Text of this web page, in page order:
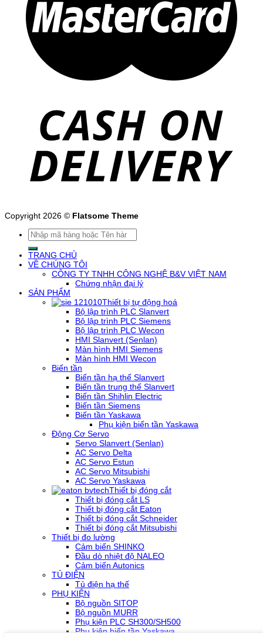
Copyright 2026 © Flatsome Theme
Tìm
kiếm:
TRANG CHỦ
VỀ CHÚNG TÔI
CÔNG TY TNHH CÔNG NGHỆ B&V VIỆT NAM
Chứng nhận đại lý
SẢN PHẨM
Thiết bị tự động hoá
Bộ lập trình PLC Slanvert
Bộ lập trình PLC Siemens
Bộ lập trình PLC Wecon
HMI Slanvert (Senlan)
Màn hình HMI Siemens
Màn hình HMI Wecon
Biến tần
Biến tần hạ thế Slanvert
Biến tần trung thế Slanvert
Biến tần Shihlin Electric
Biến tần Siemens
Biến tần Yaskawa
Phụ kiện biến tần Yaskawa
Động Cơ Servo
Servo Slanvert (Senlan)
AC Servo Delta
AC Servo Estun
AC Servo Mitsubishi
AC Servo Yaskawa
Thiết bị đóng cắt
Thiết bị đóng cắt LS
Thiết bị đóng cắt Eaton
Thiết bị đóng cắt Schneider
Thiết bị đóng cắt Mitsubishi
Thiết bị đo lường
Cảm biến SHINKO
Đầu dò nhiệt độ NALEO
Cảm biến Autonics
TỦ ĐIỆN
Tủ điện hạ thế
PHỤ KIỆN
Bộ nguồn SITOP
Bộ nguồn MURR
Phụ kiện PLC SH300/SH500
Phụ kiện biến tần Yaskawa